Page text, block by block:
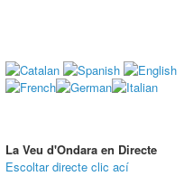
La Veu d'Ondara en Directe
Escoltar directe clic ací